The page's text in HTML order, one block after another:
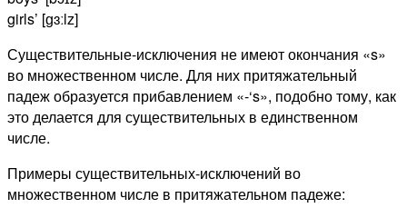
girls’ [ɡɜːlz]
Существительные-исключения не имеют окончания «s»
во множественном числе. Для них притяжательный
падеж образуется прибавлением «-‘s», подобно тому, как
это делается для существительных в единственном
числе.
Примеры существительных-исключений во
множественном числе в притяжательном падеже: